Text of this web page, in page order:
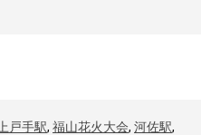
上戸手駅, 福山花火大会, 河佐駅,